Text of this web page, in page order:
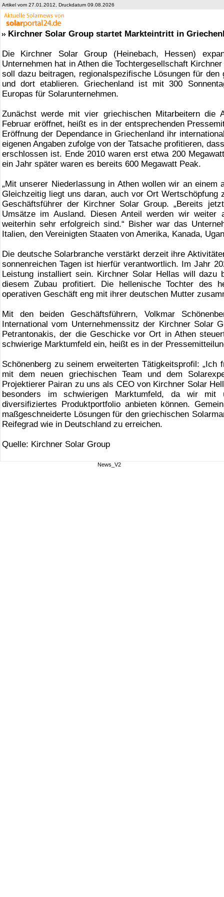
Artikel vom 27.01.2012, Druckdatum 09.08.2026
Kirchner Solar Group startet Markteintritt in
Die Kirchner Solar Group (Heinebach, Hessen)
Unternehmen hat in Athen die Tochtergesellschaft
soll dazu beitragen, regionalspezifische Lösungen für
und dort etablieren. Griechenland ist mit 300
Europas für Solarunternehmen.
Zunächst werde mit vier griechischen Mitarbeitern die
Februar eröffnet, heißt es in der entsprechenden
Eröffnung der Dependance in Griechenland ihr
eigenen Angaben zufolge von der Tatsache profitieren,
erschlossen ist. Ende 2010 waren erst etwa 200
ein Jahr später waren es bereits 600 Megawatt Peak.
„Mit unserer Niederlassung in Athen wollen wir an
Gleichzeitig liegt uns daran, auch vor Ort Wertschöpfung
Geschäftsführer der Kirchner Solar Group. „Bereits
Umsätze im Ausland. Diesen Anteil werden wir weiter
weiterhin sehr erfolgreich sind.“ Bisher war das
Italien, den Vereinigten Staaten von Amerika, Kanada,
Die deutsche Solarbranche verstärkt derzeit ihre
sonnenreichen Tagen ist hierfür verantwortlich. Im Jahr
Leistung installiert sein. Kirchner Solar Hellas will dazu
diesem Zubau profitiert. Die hellenische Tochter des
operativen Geschäft eng mit ihrer deutschen Mutter
Mit den beiden Geschäftsführern, Volkmar
International vom Unternehmenssitz der Kirchner Solar
Petrantonakis, der die Geschicke vor Ort in Athen
schwierige Marktumfeld ein, heißt es in der
Schönenberg zu seinem erweiterten Tätigkeitsprofil:
mit dem neuen griechischen Team und dem
Projektierer Pairan zu uns als CEO von Kirchner Solar
besonders im schwierigen Marktumfeld, da wir mit
diversifiziertes Produktportfolio anbieten können.
maßgeschneiderte Lösungen für den griechischen
Reifegrad wie in Deutschland zu erreichen.
Quelle: Kirchner Solar Group
News_V2